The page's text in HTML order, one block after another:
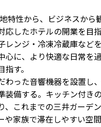
性から、ビジネスから
応したホテルの開業を目
レンジ・冷凍冷蔵庫など
心に、より快適な日常を
す。
わった音響機器を設置し
装備する。キッチン付き
、これまでの三井ガーデ
や家族で滞在しやすい空